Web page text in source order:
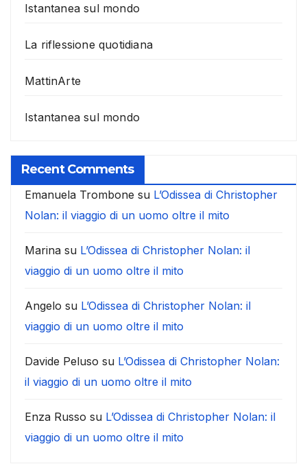
Istantanea sul mondo
La riflessione quotidiana
MattinArte
Istantanea sul mondo
Recent Comments
Emanuela Trombone su L’Odissea di Christopher
Nolan: il viaggio di un uomo oltre il mito
Marina su L’Odissea di Christopher Nolan: il
viaggio di un uomo oltre il mito
Angelo su L’Odissea di Christopher Nolan: il
viaggio di un uomo oltre il mito
Davide Peluso su L’Odissea di Christopher Nolan:
il viaggio di un uomo oltre il mito
Enza Russo su L’Odissea di Christopher Nolan: il
viaggio di un uomo oltre il mito